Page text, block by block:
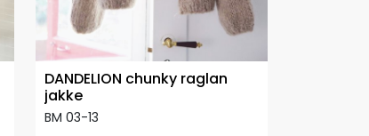
DANDELION chunky raglan
jakke
BM 03-13